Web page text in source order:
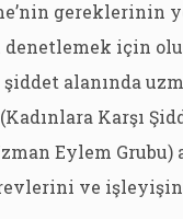
gereklerinin
için
alanında
Karşı
Eylem Grubu)
ve